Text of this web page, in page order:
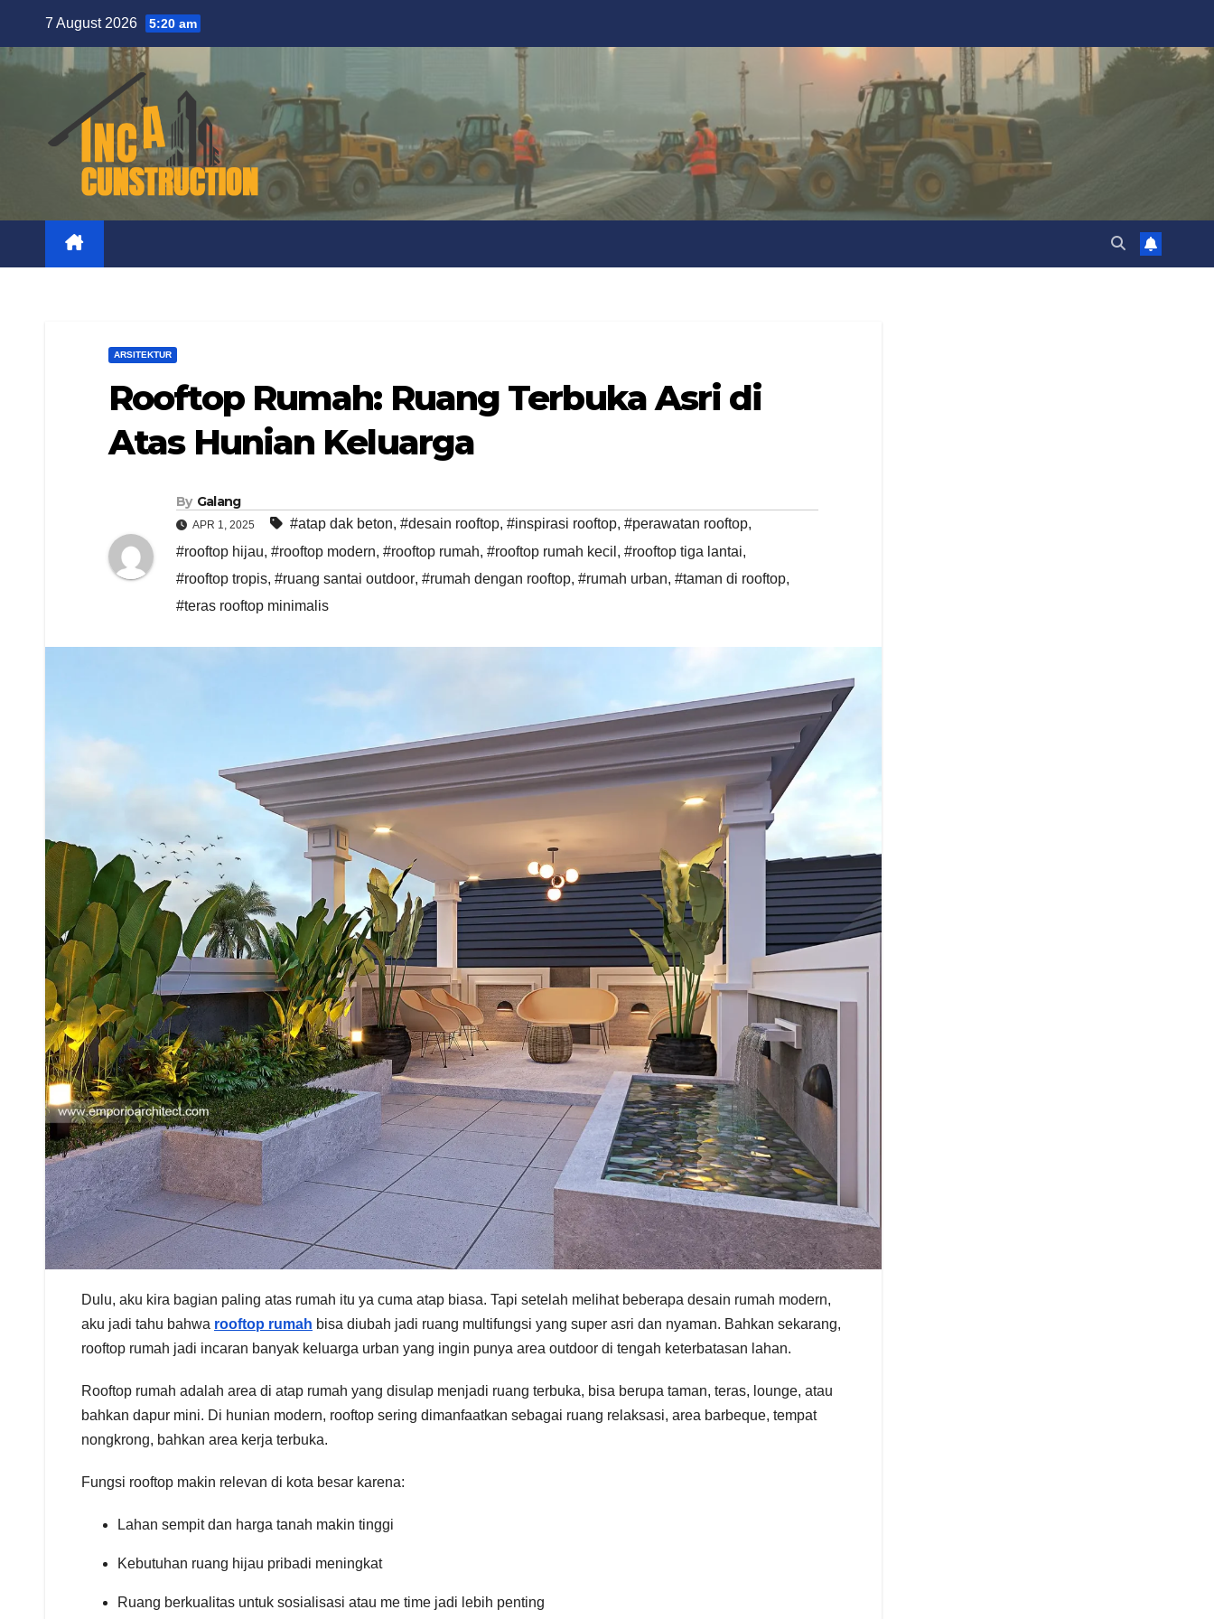
content
7 August 2026 5:20 am
ARSITEKTUR
Rooftop Rumah: Ruang Terbuka Asri di
Atas Hunian Keluarga
By Galang
APR 1, 2025 #atap dak beton, #desain rooftop, #inspirasi rooftop, #perawatan rooftop,
#rooftop hijau, #rooftop modern, #rooftop rumah, #rooftop rumah kecil , #rooftop tiga lantai,
#rooftop tropis, #ruang santai outdoor, #rumah dengan rooftop, #rumah urban, #taman di rooftop,
#teras rooftop minimalis
Dulu, aku kira bagian paling atas rumah itu ya cuma atap biasa. Tapi setelah melihat beberapa desain rumah modern,
aku jadi tahu bahwa rooftop rumah bisa diubah jadi ruang multifungsi yang super asri dan nyaman. Bahkan sekarang,
rooftop rumah jadi incaran banyak keluarga urban yang ingin punya area outdoor di tengah keterbatasan lahan.
Rooftop rumah adalah area di atap rumah yang disulap menjadi ruang terbuka, bisa berupa taman, teras, lounge, atau
bahkan dapur mini. Di hunian modern, rooftop sering dimanfaatkan sebagai ruang relaksasi, area barbeque, tempat
nongkrong, bahkan area kerja terbuka.
Fungsi rooftop makin relevan di kota besar karena:
Lahan sempit dan harga tanah makin tinggi
Kebutuhan ruang hijau pribadi meningkat
Ruang berkualitas untuk sosialisasi atau me time jadi lebih penting